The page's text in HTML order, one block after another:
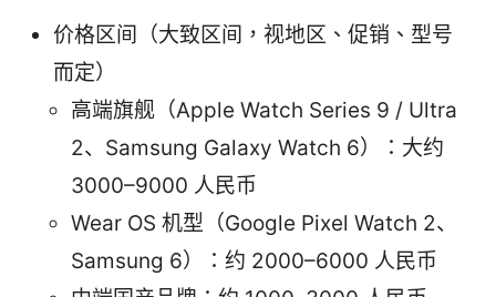
价格区间（大致区间，视地区、促销、型号
而定）
高端旗舰（Apple Watch Series 9 / Ultra
2、Samsung Galaxy Watch 6）：大约
3000–9000 人民币
Wear OS 机型（Google Pixel Watch 2、
Samsung 6）：约 2000–6000 人民币